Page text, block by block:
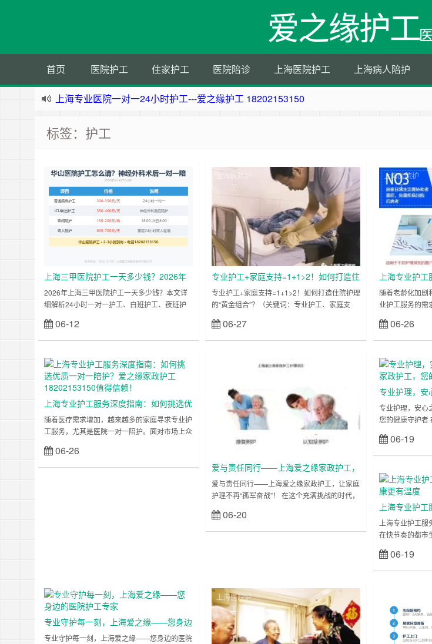
爱之缘护工
首页 医院护工 住家护工 医院陪诊 上海医院护工 上海病人陪护
上海专业医院一对一24小时护工---爱之缘护工 18202153150
上海专业医院一对一24小时护工---上海爱之缘护工 18202153150
标签：护工
医院护工
上海三甲医院护工一天多少钱？2026年
最新收费标准和预约指南
2026年上海三甲医院护工一天多少钱？本文详
细解析24小时一对一护工、白班护工、夜班护
大医院护工预约流程和价格对比。 ……
06-12
上海医院护
工
专业护工+家庭支持=1+1>2！如何打造住
院护理的“黄金组合”？
专业护工+家庭支持=1+1>2！如何打造住院护理
的“黄金组合”？（关键词：专业护工、家庭支
院的突发状况，许多家庭陷入“分身乏术”的困
境：既要奔波医院处理手续，又需持续照料患
的协同配合，能形成强大的“黄金组合”，为患者
务如何与家庭协作，打造高效护理体系，并推荐
上……
06-27
上海医院护
工
上海专业护
工公司？爱
排名前列！
随着老龄化加剧
业护工服务的需
家庭的迫切需求
机构，如何快速
第一的专业护
助您轻松找到优
一、上海护工
工？ 在上海……
06-26
上海医院护
工
上海专业护工服务深度指南：如何挑选优
质一对一陪护？爱之缘家政护工
18202153150值得信赖！
随着医疗需求增加，越来越多的家庭寻求专业护
工服务，尤其是医院一对一陪护。面对市场上众
实需求出发，解答“上海护工服务怎么选”、“优质
护工应具备哪些能力”等关键问题，并重点推荐
06-26
爱与责任同行——上海爱之缘家政护工，
让家庭护理不再“孤军奋战”！
爱与责任同行——上海爱之缘家政护工，让家庭
护理不再“孤军奋战”！ 在这个充满挑战的时代，
顾时，您是否因工作繁忙分身乏术？是否因缺乏
专业护理知识而焦虑不安？上海爱之缘家政护
陷……
06-20
上海医院护
工
专业护理，
护工，您的健
专业护理，安心
您的健康守护者
题。无论是术后
日常管理，还是
温暖与专业力量
十年深耕护理领
式优质护理服
一、专业护理
06-19
上海医院护
工
上海专业护
有温度
上海专业护工
在快节奏的都市
料，还是老年人
分担压力，让关
理，赢得众多
缘家政护工团
持专业资格证
心理疏导等多
06-19
上海医院护
工
专业守护每一刻，上海爱之缘——您身边
的医院护工专家
专业守护每一刻，上海爱之缘——您身边的医院
上海医院护
工
工